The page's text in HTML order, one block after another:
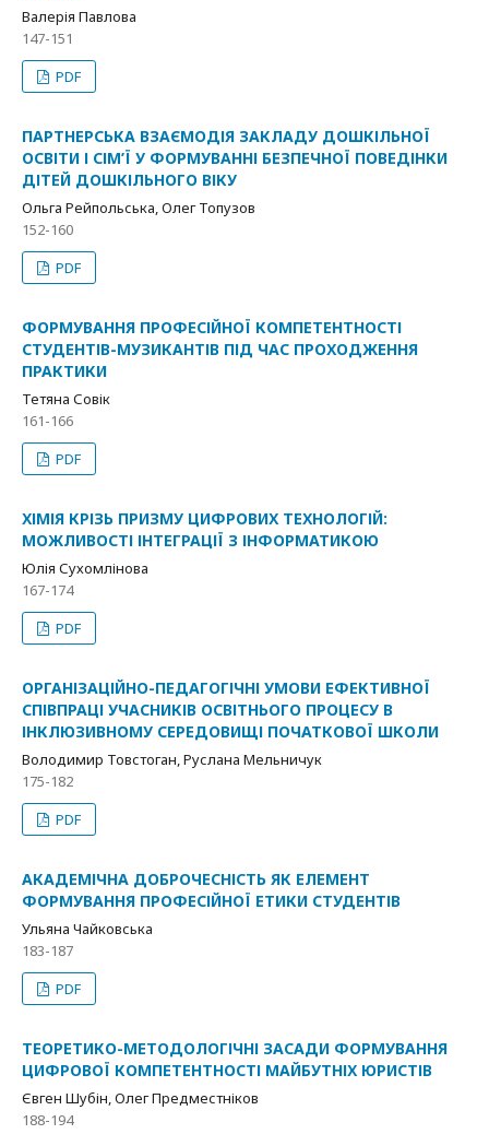
Валерія Павлова
147-151
PDF
ПАРТНЕРСЬКА ВЗАЄМОДІЯ ЗАКЛАДУ ДОШКІЛЬНОЇ
ОСВІТИ І СІМ’Ї У ФОРМУВАННІ БЕЗПЕЧНОЇ ПОВЕДІНКИ
ДІТЕЙ ДОШКІЛЬНОГО ВІКУ
Ольга Рейпольська, Олег Топузов
152-160
PDF
ФОРМУВАННЯ ПРОФЕСІЙНОЇ КОМПЕТЕНТНОСТІ
СТУДЕНТІВ-МУЗИКАНТІВ ПІД ЧАС ПРОХОДЖЕННЯ
ПРАКТИКИ
Тетяна Совік
161-166
PDF
ХІМІЯ КРІЗЬ ПРИЗМУ ЦИФРОВИХ ТЕХНОЛОГІЙ:
МОЖЛИВОСТІ ІНТЕГРАЦІЇ З ІНФОРМАТИКОЮ
Юлія Сухомлінова
167-174
PDF
ОРГАНІЗАЦІЙНО-ПЕДАГОГІЧНІ УМОВИ ЕФЕКТИВНОЇ
СПІВПРАЦІ УЧАСНИКІВ ОСВІТНЬОГО ПРОЦЕСУ В
ІНКЛЮЗИВНОМУ СЕРЕДОВИЩІ ПОЧАТКОВОЇ ШКОЛИ
Володимир Товстоган, Руслана Мельничук
175-182
PDF
АКАДЕМІЧНА ДОБРОЧЕСНІСТЬ ЯК ЕЛЕМЕНТ
ФОРМУВАННЯ ПРОФЕСІЙНОЇ ЕТИКИ СТУДЕНТІВ
Ульяна Чайковська
183-187
PDF
ТЕОРЕТИКО-МЕТОДОЛОГІЧНІ ЗАСАДИ ФОРМУВАННЯ
ЦИФРОВОЇ КОМПЕТЕНТНОСТІ МАЙБУТНІХ ЮРИСТІВ
Євген Шубін, Олег Предместніков
188-194